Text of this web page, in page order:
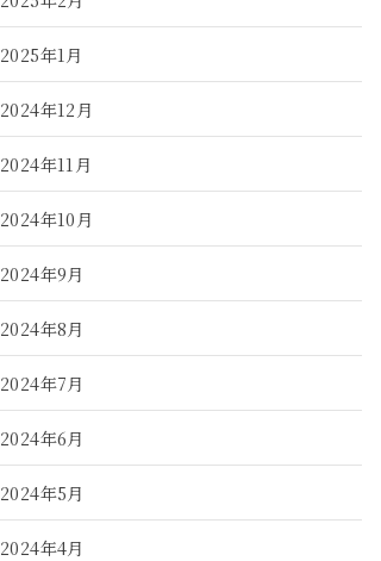
2025年1月
2024年12月
2024年11月
2024年10月
2024年9月
2024年8月
2024年7月
2024年6月
2024年5月
2024年4月